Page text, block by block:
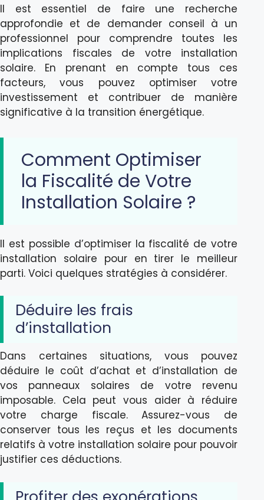
Il est essentiel de faire une recherche
approfondie et de demander conseil à un
professionnel pour comprendre toutes les
implications fiscales de votre installation
solaire. En prenant en compte tous ces
facteurs, vous pouvez optimiser votre
investissement et contribuer de manière
significative à la transition énergétique.
Comment Optimiser
la Fiscalité de Votre
Installation Solaire ?
Il est possible d’optimiser la fiscalité de votre
installation solaire pour en tirer le meilleur
parti. Voici quelques stratégies à considérer.
Déduire les frais
d’installation
Dans certaines situations, vous pouvez
déduire le coût d’achat et d’installation de
vos panneaux solaires de votre revenu
imposable. Cela peut vous aider à réduire
votre charge fiscale. Assurez-vous de
conserver tous les reçus et les documents
relatifs à votre installation solaire pour pouvoir
justifier ces déductions.